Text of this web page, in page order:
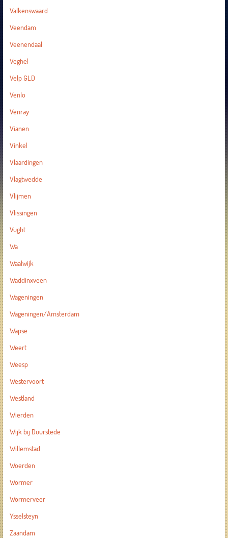
Valkenswaard
Veendam
Veenendaal
Veghel
Velp GLD
Venlo
Venray
Vianen
Vinkel
Vlaardingen
Vlagtwedde
Vlijmen
Vlissingen
Vught
Wa
Waalwijk
Waddinxveen
Wageningen
Wageningen/Amsterdam
Wapse
Weert
Weesp
Westervoort
Westland
Wierden
Wijk bij Duurstede
Willemstad
Woerden
Wormer
Wormerveer
Ysselsteyn
Zaandam